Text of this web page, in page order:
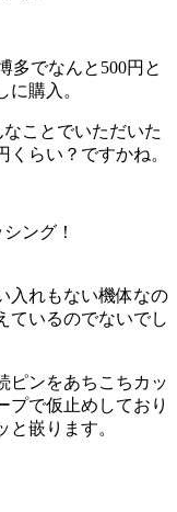
多でなんと500円と
購入。
ことでいただいた
くらい？ですかね。
ング！
入れもない機体なの
ているのでないでし
ピンをあちこちカッ
プで仮止めしており
嵌ります。